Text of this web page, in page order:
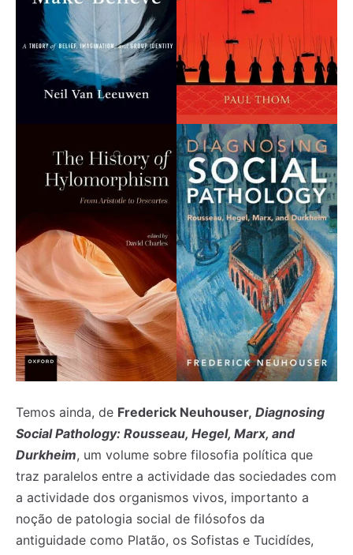
Temos ainda, de Frederick Neuhouser, Diagnosing
Social Pathology: Rousseau, Hegel, Marx, and
Durkheim, um volume sobre filosofia política que
traz paralelos entre a actividade das sociedades com
a actividade dos organismos vivos, importanto a
noção de patologia social de filósofos da
antiguidade como Platão, os Sofistas e Tucidídes,